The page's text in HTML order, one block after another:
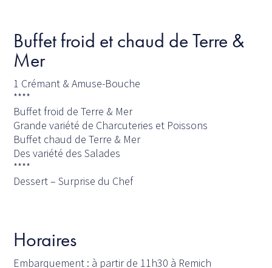
Buffet froid et chaud de Terre &
Mer
1 Crémant & Amuse-Bouche
****
Buffet froid de Terre & Mer
Grande variété de Charcuteries et Poissons
Buffet chaud de Terre & Mer
Des variété des Salades
****
Dessert – Surprise du Chef
Horaires
Embarquement : à partir de 11h30 à Remich